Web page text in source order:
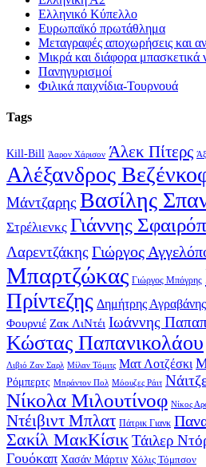
Ελληνικό Κύπελλο
Ευρωπαϊκό πρωτάθλημα
Μεταγραφές αποχωρήσεις και
Μικρά και διάφορα μπασκετικά
Πανηγυρισμοί
Φιλικά παιχνίδια-Τουρνουά
Tags
Kill-Bill Άαρον Χάρισον Άλεκ Πίτερς
Αλέξανδρος
Μάντζαρης Βασίλης
Στρέλιενκς Γιάννης
Λαρεντζάκης Γιώργος
Μπαρτζώκας Γιώργος Μπόγρης
Πρίντεζης Δημήτρης Αγραβάνης
Φουρνιέ Ζακ ΛιΝτέι Ιωάννης
Κώστας Παπανικολάου
Λιβιό Ζαν Σαρλ Μίλαν Τόμιτς Ματ Λοτζέσκι
Ρόμπερτς Μπράντον Πολ Μόουζες Ράιτ
Νίκολα Μιλουτίνοφ Νίκος
Ντέιβιντ Μπλατ Πάτρικ Γιανκ
Σακίλ ΜακΚίσικ Τάιλερ
Γουόκαπ Χασάν Μάρτιν Χόλις Τόμπσον